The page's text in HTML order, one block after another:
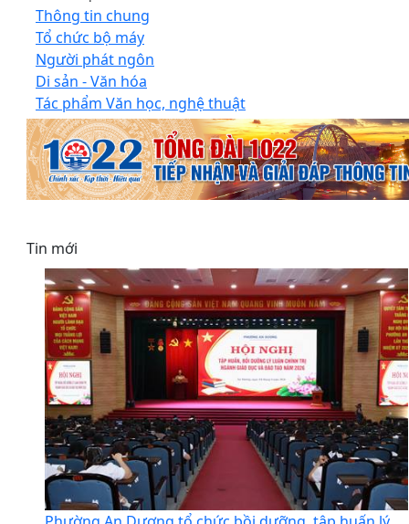
Thông tin chung
Tổ chức bộ máy
Người phát ngôn
Di sản - Văn hóa
Tác phẩm Văn học, nghệ thuật
Tin mới